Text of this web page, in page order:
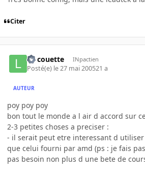
Citer
La couette INpactien
Posté(e) le 27 mai 200521 a
AUTEUR
poy poy poy
bon tout le monde a l air d accord sur
2-3 petites choses a preciser :
- il serait peut etre interessant d
que celui fourni par amd (ps : je fais
pas besoin non plus d une bete de